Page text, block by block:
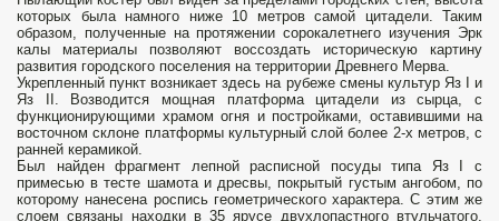
которых была намного ниже 10 метров самой цитадели. Таким
образом, полученные на протяжении сорокалетнего изучения Эрк
калы материалы позволяют воссоздать историческую картину
развития городского поселения на территории Древнего Мерва.
Укрепленный пункт возникает здесь на рубеже смены культур Яз I и
Яз II. Возводится мощная платформа цитадели из сырца, с
функционирующими храмом огня и постройками, оставившими на
восточном склоне платформы культурный слой более 2-х метров, с
ранней керамикой.
Был найден фрагмент лепной расписной посуды типа Яз I с
примесью в тесте шамота и дресвы, покрытый густым ангобом, по
которому нанесена роспись геометрического характера. С этим же
слоем связаны находки в 35 ярусе двухлопастного втульчатого,